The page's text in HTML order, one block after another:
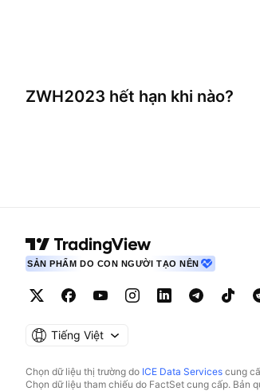
ZWH2023 hết hạn khi nào?
SẢN PHẨM DO CON NGƯỜI TẠO NÊN
Tiếng Việt
Chọn dữ liệu thị trường do ICE Data Services cung
Chọn dữ liệu tham chiếu do FactSet cung cấp. Bản